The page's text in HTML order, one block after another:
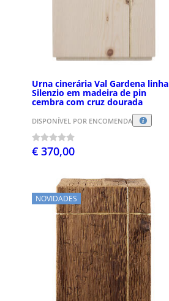
Urna cinerária Val Gardena linha
Silenzio em madeira de pin
cembra com cruz dourada
DISPONÍVEL POR ENCOMENDA
€ 370,00
NOVIDADES